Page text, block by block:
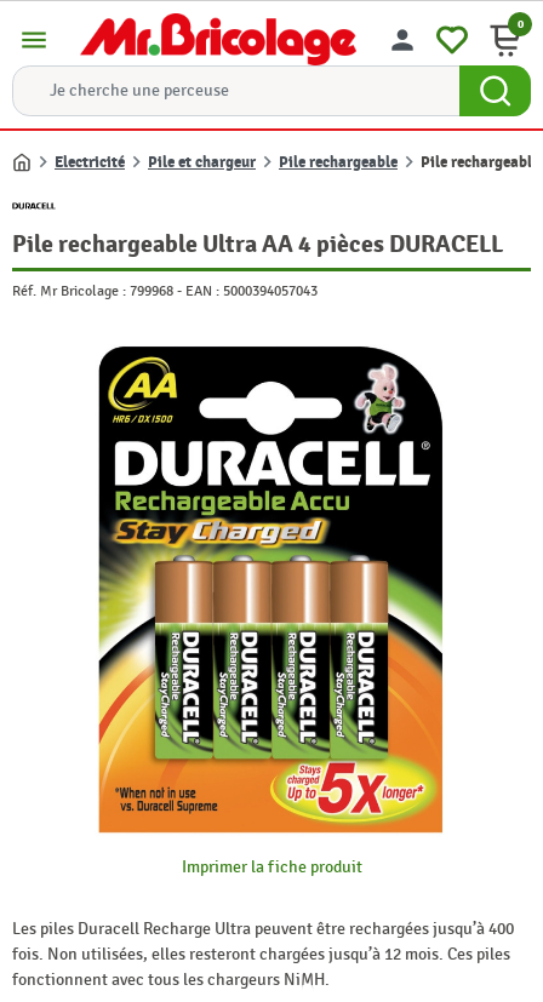
menu person 0
Accueil
Electricité Pile et chargeur Pile rechargeable Pile
Pile rechargeable Ultra AA 4 pièces DURACELL
Réf. Mr Bricolage : 799968 - EAN : 5000394057043
Imprimer la fiche produit
Les piles Duracell Recharge Ultra peuvent être rechargées jusqu’à 400
fois. Non utilisées, elles resteront chargées jusqu’à 12 mois. Ces piles
fonctionnent avec tous les chargeurs NiMH.